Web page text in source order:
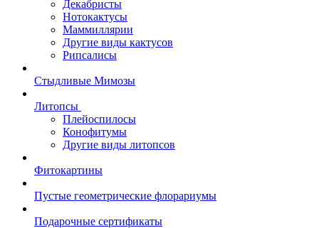
Декабристы
Нотокактусы
Маммиллярии
Другие виды кактусов
Рипсалисы
Стыдливые Мимозы
Литопсы
Плейоспилосы
Конофитумы
Другие виды литопсов
Фитокартины
Пустые геометрические флорариумы
Подарочные сертификаты